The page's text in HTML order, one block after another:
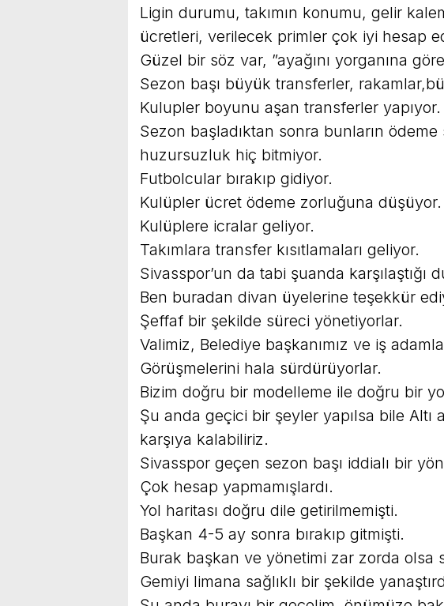
Ligin durumu, takımın konumu, gelir
ücretleri, verilecek primler çok iyi hesap
Güzel bir söz var, ”ayağını yorganına
Sezon başı büyük transferler,
Kulupler boyunu aşan transferler yapıyor.
Sezon başladıktan sonra bunların
huzursuzluk hiç bitmiyor.
Futbolcular bırakıp gidiyor.
Kulüpler ücret ödeme zorluğuna düşüyor.
Kulüplere icralar geliyor.
Takımlara transfer kısıtlamaları geliyor.
Sivasspor’un da tabi şuanda karşılaştığı
Ben buradan divan üyelerine teşekkür
Şeffaf bir şekilde süreci yönetiyorlar.
Valimiz, Belediye başkanımız ve iş
Görüşmelerini hala sürdürüyorlar.
Bizim doğru bir modelleme ile doğru bir
Şu anda geçici bir şeyler yapılsa bile Altı
karşıya kalabiliriz.
Sivasspor geçen sezon başı iddialı bir
Çok hesap yapmamışlardı.
Yol haritası doğru dile getirilmemişti.
Başkan 4-5 ay sonra bırakıp gitmişti.
Burak başkan ve yönetimi zar zorda olsa
Gemiyi limana sağlıklı bir şekilde